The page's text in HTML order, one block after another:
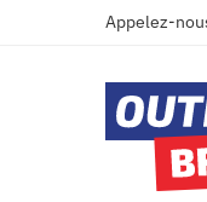
Appelez-